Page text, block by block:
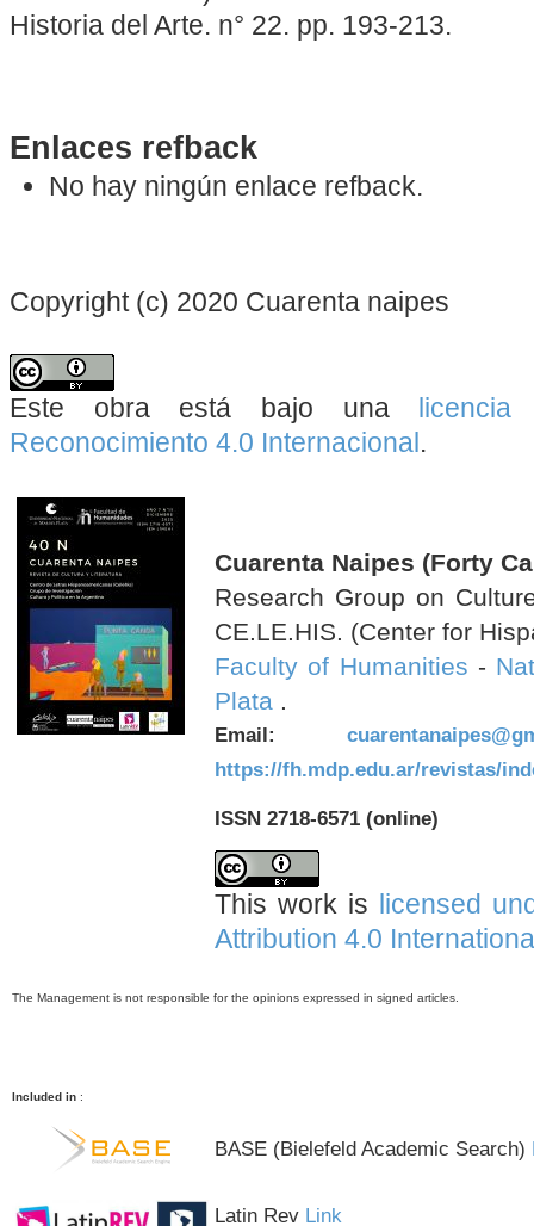
Historia del Arte. n° 22. pp. 193-213.
Enlaces refback
No hay ningún enlace refback.
Copyright (c) 2020 Cuarenta naipes
Este obra está bajo una
Reconocimiento 4.0 Internacional .
Cuarenta Naipes (Forty
Research Group on
CE.LE.HIS. (Center for
Faculty of Humanities -
Plata .
Email:
https://fh.mdp.edu.ar/revistas/
ISSN 2718-6571 (online)
This work is licensed
Attribution 4.0
The Management is not responsible for the opinions expressed in signed articles.
Included in :
BASE (Bielefeld Academic Search)
Latin Rev Link